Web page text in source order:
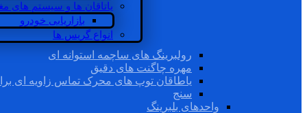
یاتاقان ها و سیستم های
بازاریابی خودرو
انواع گریس ها
رولبرینگ های ساچمه استوانه ای
مهره چاگنت های دقیق
یاطاقان توپ های محرک تماس زاویه ای
سنج
واحدهای بلبرینگ